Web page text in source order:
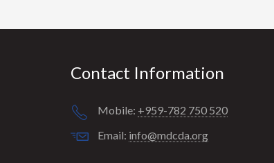
Contact Information
Mobile: +959-782 750 520
Email: info@mdcda.org